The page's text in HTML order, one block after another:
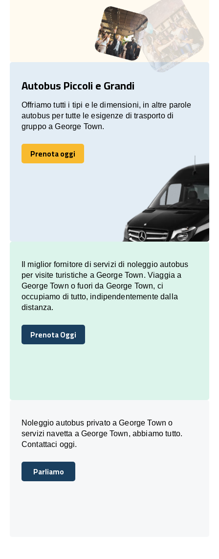
Autobus Piccoli e Grandi
Offriamo tutti i tipi e le dimensioni, in altre parole
autobus per tutte le esigenze di trasporto di
gruppo a George Town.
Prenota oggi
Prenota oggi
Il miglior fornitore di servizi di noleggio autobus
per visite turistiche a George Town. Viaggia a
George Town o fuori da George Town, ci
occupiamo di tutto, indipendentemente dalla
distanza.
Prenota Oggi
Prenota Oggi
Noleggio autobus privato a George Town o
servizi navetta a George Town, abbiamo tutto.
Contattaci oggi.
Parliamo
Parliamo